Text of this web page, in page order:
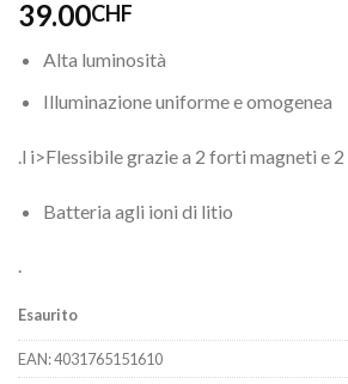
39.00CHF
Alta luminosità
Illuminazione uniforme e omogenea
.l i>Flessibile grazie a 2 forti magneti e 2
Batteria agli ioni di litio
.
Esaurito
EAN:4031765151610